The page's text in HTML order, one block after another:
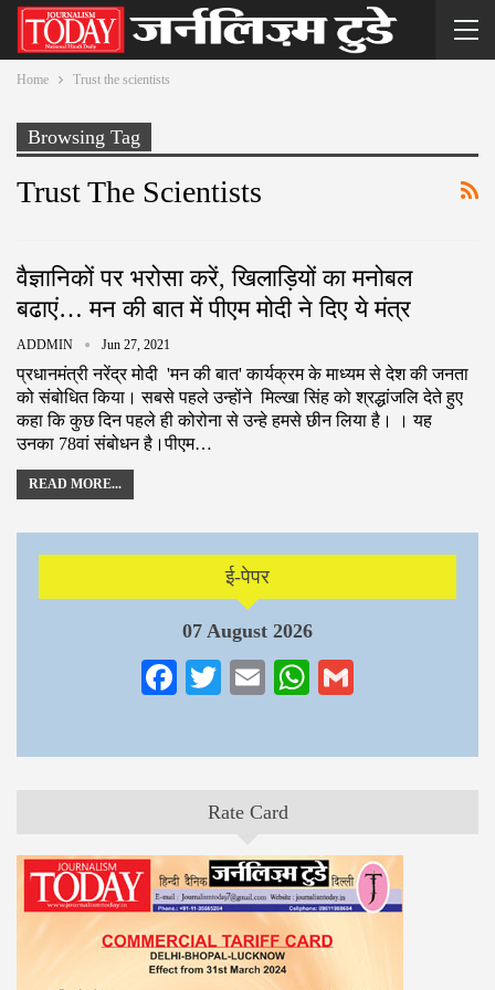
Home Trust the scientists
Browsing Tag
Trust The Scientists
वैज्ञानिकों पर भरोसा करें, खिलाड़ियों का मनोबल
बढाएं… मन की बात में पीएम मोदी ने दिए ये मंत्र
ADDMIN Jun 27, 2021
प्रधानमंत्री नरेंद्र मोदी 'मन की बात' कार्यक्रम के माध्यम से देश की जनता
को संबोधित किया। सबसे पहले उन्होंने मिल्खा सिंह को श्रद्धांजलि देते हुए
कहा कि कुछ दिन पहले ही कोरोना से उन्हे हमसे छीन लिया है। । यह
उनका 78वां संबोधन है।पीएम…
READ MORE...
ई-पेपर
07 August 2026
Facebook
Twitter
EmailWhatsApp
Rate Card